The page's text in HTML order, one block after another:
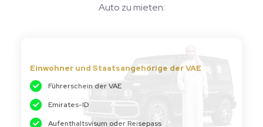
Auto zu mieten:
Einwohner und Staatsangehörige der VAE
Führerschein der VAE
Emirates-ID
Aufenthaltsvisum oder Reisepass